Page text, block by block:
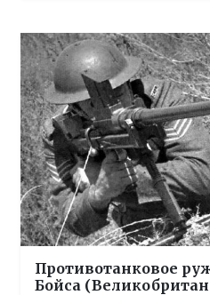
Противотанковое
Бойса